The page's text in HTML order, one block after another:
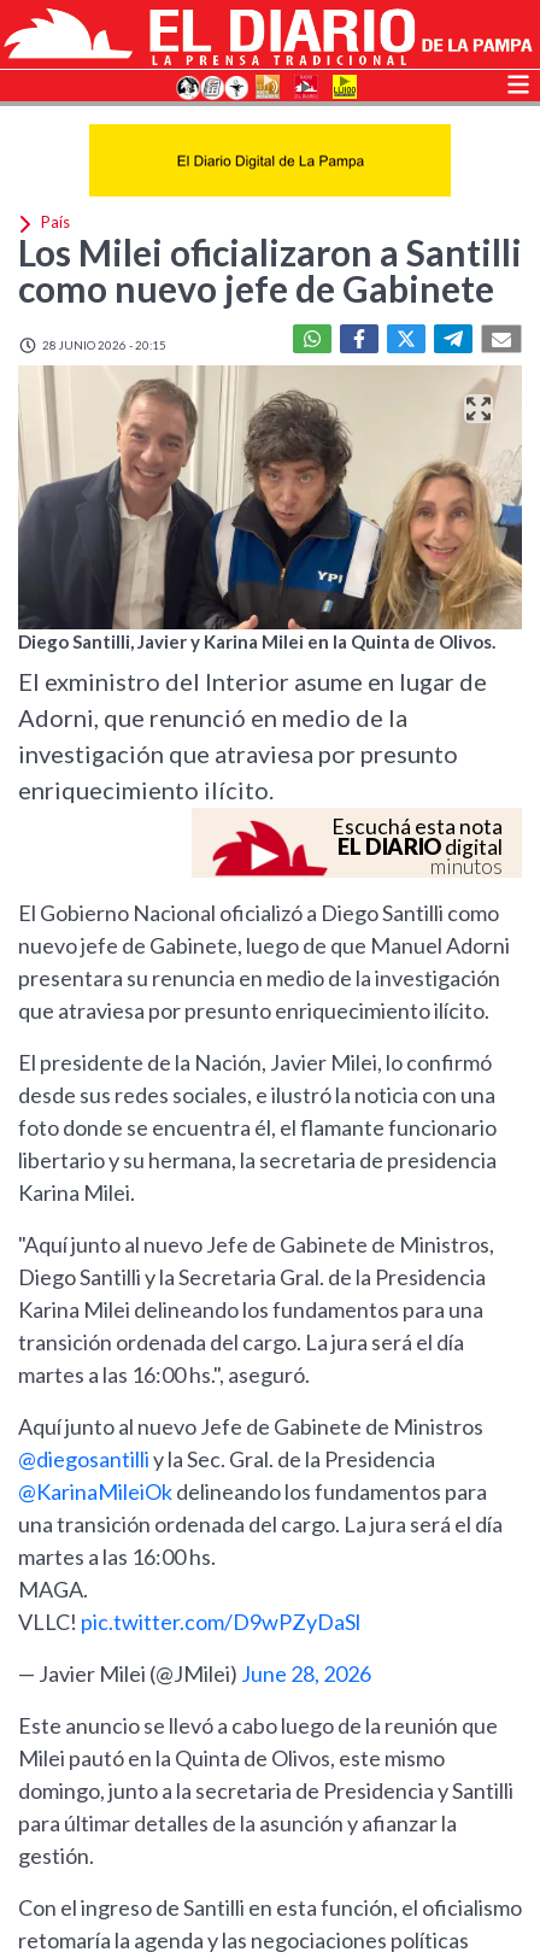
País
Los Milei oficializaron a Santilli
como nuevo jefe de Gabinete
28 JUNIO 2026 - 20:15
Diego Santilli, Javier y Karina Milei en la Quinta de Olivos.
El exministro del Interior asume en lugar de
Adorni, que renunció en medio de la
investigación que atraviesa por presunto
enriquecimiento ilícito.
Escuchá esta nota
EL DIARIOdigital
minutos
El Gobierno Nacional oficializó a Diego Santilli como
nuevo jefe de Gabinete, luego de que Manuel Adorni
presentara su renuncia en medio de la investigación
que atraviesa por presunto enriquecimiento ilícito.
El presidente de la Nación, Javier Milei, lo confirmó
desde sus redes sociales, e ilustró la noticia con una
foto donde se encuentra él, el flamante funcionario
libertario y su hermana, la secretaria de presidencia
Karina Milei.
"Aquí junto al nuevo Jefe de Gabinete de Ministros,
Diego Santilli y la Secretaria Gral. de la Presidencia
Karina Milei delineando los fundamentos para una
transición ordenada del cargo. La jura será el día
martes a las 16:00 hs.", aseguró.
Aquí junto al nuevo Jefe de Gabinete de Ministros
@diegosantilliy la Sec. Gral. de la Presidencia
@KarinaMileiOkdelineando los fundamentos para
una transición ordenada del cargo. La jura será el día
martes a las 16:00 hs.
MAGA.
VLLC! pic.twitter.com/D9wPZyDaSl
— Javier Milei (@JMilei) June 28, 2026
Este anuncio se llevó a cabo luego de la reunión que
Milei pautó en la Quinta de Olivos, este mismo
domingo, junto a la secretaria de Presidencia y Santilli
para últimar detalles de la asunción y afianzar la
gestión.
Con el ingreso de Santilli en esta función, el oficialismo
retomaría la agenda y las negociaciones políticas